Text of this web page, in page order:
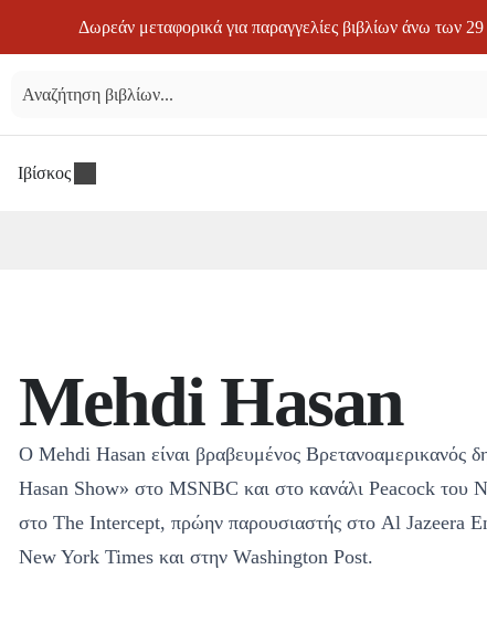
Δωρεάν μεταφορικά για παραγγελίες βιβλίων άνω των
Ιβίσκος
Mehdi Hasan
Ο Mehdi Hasan είναι βραβευμένος Βρετανοαμερικανός
Hasan Show» στο MSNBC και στο κανάλι Peacock του
στο The Intercept, πρώην παρουσιαστής στο Al Jazeera
New York Times και στην Washington Post.